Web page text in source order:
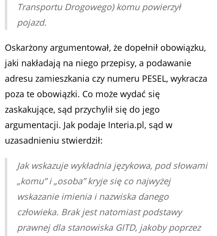
Transportu Drogowego) komu powierzył
pojazd.
Oskarżony argumentował, że dopełnił obowiązku,
jaki nakładają na niego przepisy, a podawanie
adresu zamieszkania czy numeru PESEL, wykracza
poza te obowiązki. Co może wydać się
zaskakujące, sąd przychylił się do jego
argumentacji. Jak podaje Interia.pl, sąd w
uzasadnieniu stwierdził:
Jak wskazuje wykładnia językowa, pod słowami
„komu” i „osoba” kryje się co najwyżej
wskazanie imienia i nazwiska danego
człowieka. Brak jest natomiast podstawy
prawnej dla stanowiska GITD, jakoby poprzez